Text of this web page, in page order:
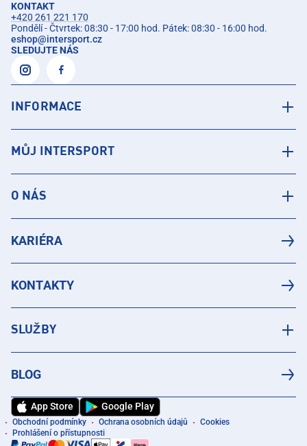
KONTAKT
+420 261 221 170
Pondělí - Čtvrtek: 08:30 - 17:00 hod. Pátek: 08:30 - 16:00 hod.
eshop@intersport.cz
SLEDUJTE NÁS
INFORMACE
MŮJ INTERSPORT
O NÁS
KARIÉRA
KONTAKTY
SLUŽBY
BLOG
App Store Google Play
Obchodní podmínky Ochrana osobních údajů
Cookies
Prohlášení o přístupnosti